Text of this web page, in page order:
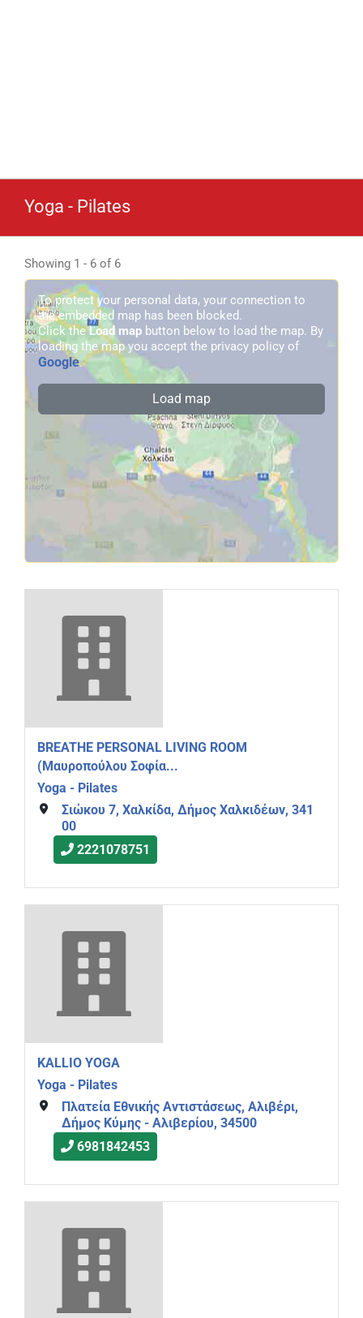
Yoga - Pilates
Showing 1 - 6 of 6
BREATHE PERSONAL LIVING ROOM
(Μαυροπούλου Σοφία...
Yoga - Pilates
Σιώκου 7, Χαλκίδα, Δήμος Χαλκιδέων, 341
00
2221078751
KALLIO YOGA
Yoga - Pilates
Πλατεία Εθνικής Αντιστάσεως, Αλιβέρι,
Δήμος Κύμης - Αλιβερίου, 34500
6981842453
To protect your personal data, your connection to
the embedded map has been blocked.
Click theLoad map button below to load the map. By
loading the map you accept the privacy policy of
Google.
Load map